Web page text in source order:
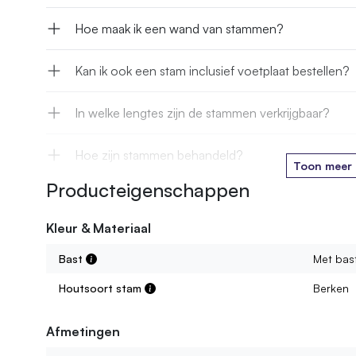
Hoe maak ik een wand van stammen?
Kan ik ook een stam inclusief voetplaat bestellen?
In welke lengtes zijn de stammen verkrijgbaar?
Hoe zijn stammen behandeld?
Kan een stam die ik bestel afwijken van de foto op
Toon meer
Producteigenschappen
Kleur & Materiaal
Bast Met
Houtsoort stam Berken
Afmetingen